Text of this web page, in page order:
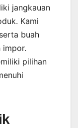
jangkauan
Kami
buah
impor.
pilihan